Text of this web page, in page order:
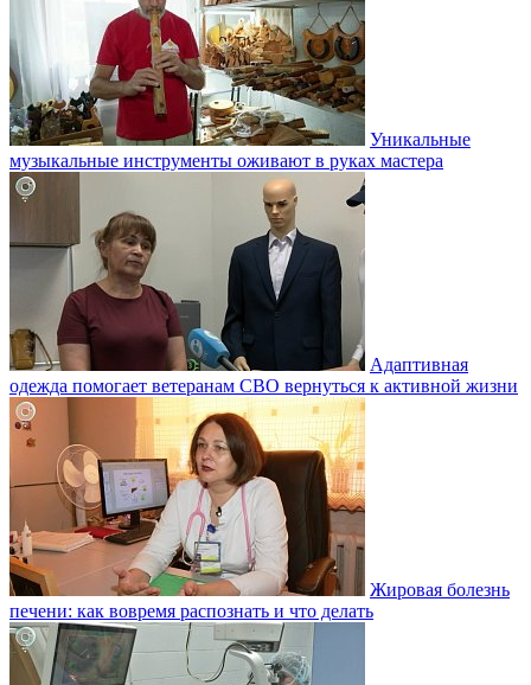
Уникальные
музыкальные инструменты оживают в руках мастера
Адаптивная
одежда помогает ветеранам СВО вернуться к активной жизни
Жировая болезнь
печени: как вовремя распознать и что делать